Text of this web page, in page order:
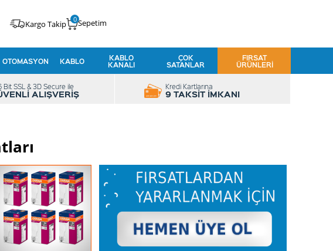
Kargo Takip Sepetim
0
OTOMASYON KABLO KABLO
KANALI
ÇOK
SATANLAR
FIRSAT
ÜRÜNLERI
Bit SSL & 3D Secure ile
ALIŞVERİŞ
Kredi Kartlarına
9 TAKSİT İMKANI